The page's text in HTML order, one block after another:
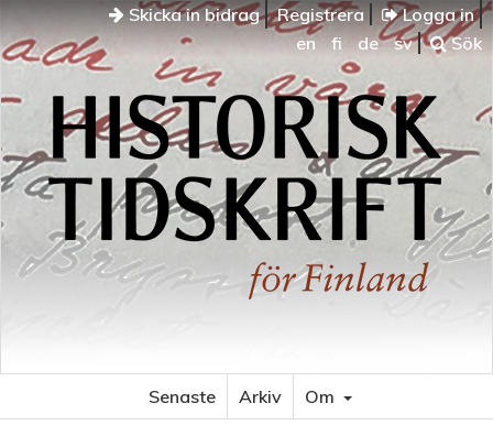
Skicka in bidrag Registrera
Logga in
en
fi de sv Sök
Senaste Arkiv Om